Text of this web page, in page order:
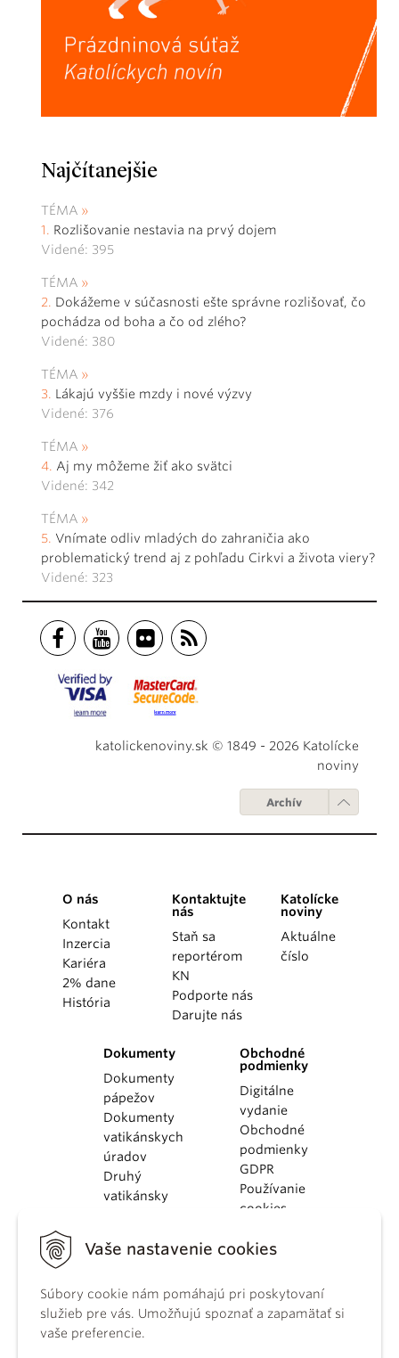
Vaše nastavenie cookies
Súbory cookie nám pomáhajú pri poskytovaní
služieb pre vás. Umožňujú spoznať a zapamätať si
vaše preferencie.
Najčítanejšie
TÉMA
Rozlišovanie nestavia na prvý dojem
Videné: 395
TÉMA
Dokážeme v súčasnosti ešte správne rozlišovať, čo
pochádza od boha a čo od zlého?
Videné: 380
TÉMA
Lákajú vyššie mzdy i nové výzvy
Videné: 376
TÉMA
Aj my môžeme žiť ako svätci
Videné: 342
TÉMA
Vnímate odliv mladých do zahraničia ako
problematický trend aj z pohľadu Cirkvi a života viery?
Videné: 323
katolickenoviny.sk © 1849 - 2026 Katolícke
noviny
Archív
O nás
Kontakt
Inzercia
Kariéra
2% dane
História
Kontaktujte
nás
Staň sa
reportérom
KN
Podporte nás
Darujte nás
Katolícke
noviny
Aktuálne
číslo
Dokumenty
Dokumenty
pápežov
Dokumenty
vatikánskych
úradov
Druhý
vatikánsky
KBS
kánonického
práva
Katechizmus
Obchodné
podmienky
Digitálne
vydanie
Obchodné
podmienky
GDPR
Používanie
cookies